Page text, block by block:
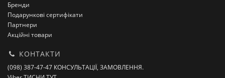
Бренди
Подарункові сертифікати
Партнери
Акційні товари
КОНТАКТИ
(098) 387-47-47 КОНСУЛЬТАЦІЇ, ЗАМОВЛЕННЯ.